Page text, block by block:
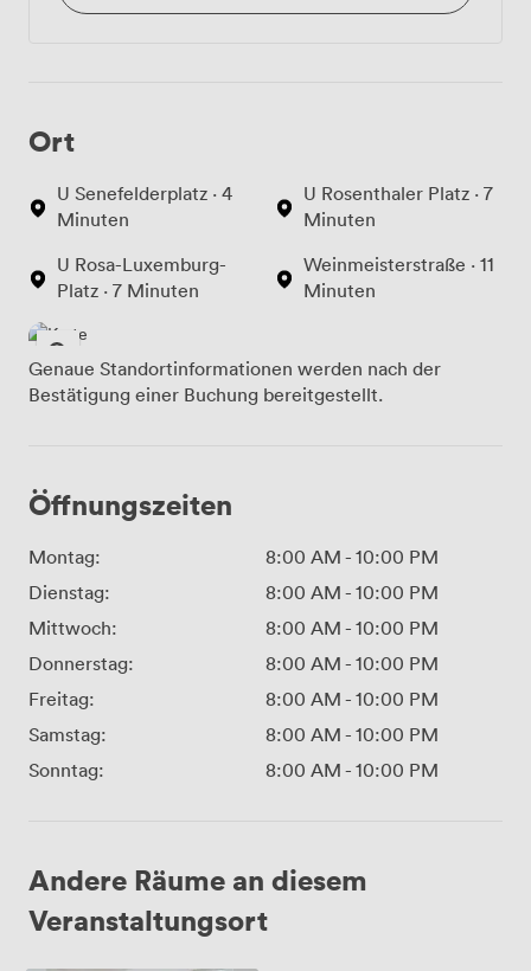
Ort
U Senefelderplatz · 4
Minuten
U Rosa-Luxemburg-
Platz · 7 Minuten
U Rosenthaler Platz · 7
Minuten
Weinmeisterstraße · 11
Minuten
Genaue Standortinformationen werden nach der
Bestätigung einer Buchung bereitgestellt.
Öffnungszeiten
Montag: 8:00 AM - 10:00 PM
Dienstag:
8:00 AM - 10:00 PM
Mittwoch:
8:00 AM - 10:00 PM
Donnerstag:
8:00 AM - 10:00 PM
Freitag:
8:00 AM - 10:00 PM
Samstag:
8:00 AM - 10:00 PM
Sonntag:
8:00 AM - 10:00 PM
Andere Räume an diesem
Veranstaltungsort